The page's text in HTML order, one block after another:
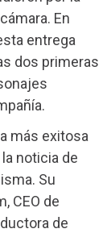
En
entrega
dos primeras
más exitosa
noticia de
Su
, CEO de
de